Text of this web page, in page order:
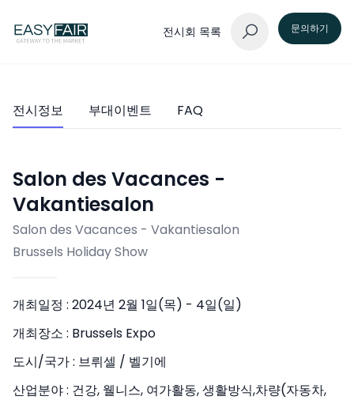
전시회 목록 문의하기
전시정보 부대이벤트 FAQ
Salon des Vacances -
Vakantiesalon
Salon des Vacances - Vakantiesalon
Brussels Holiday Show
개최일정 : 2024년 2월 1일(목) - 4일(일)
개최장소 : Brussels Expo
도시/국가 : 브뤼셀 / 벨기에
산업분야 : 건강, 웰니스, 여가활동, 생활방식,차량(자동차,